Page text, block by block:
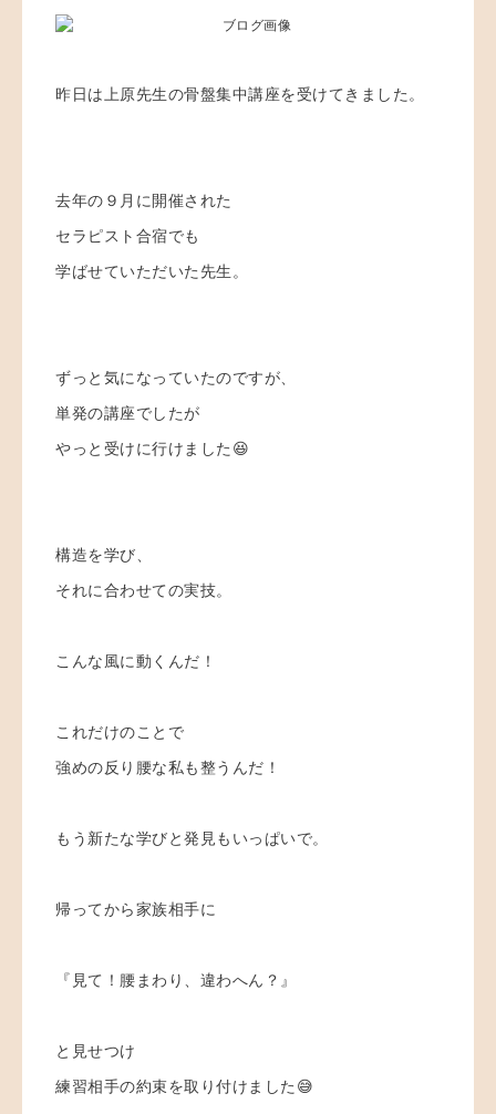
昨日は上原先生の骨盤集中講座を受けてきました。
去年の９月に開催された
セラピスト合宿でも
学ばせていただいた先生。
ずっと気になっていたのですが、
単発の講座でしたが
やっと受けに行けました😆
構造を学び、
それに合わせての実技。
こんな風に動くんだ！
これだけのことで
強めの反り腰な私も整うんだ！
もう新たな学びと発見もいっぱいで。
帰ってから家族相手に
『見て！腰まわり、違わへん？』
と見せつけ
練習相手の約束を取り付けました😅